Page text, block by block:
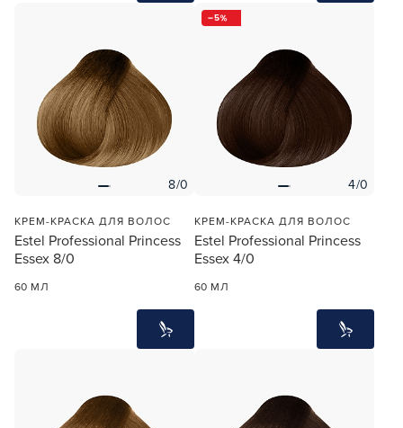
8/0
КРЕМ-КРАСКА ДЛЯ ВОЛОС
Estel Professional Princess
Essex 8/0
60 МЛ
5
4/0
КРЕМ-КРАСКА ДЛЯ ВОЛОС
Estel Professional Princess
Essex 4/0
60 МЛ